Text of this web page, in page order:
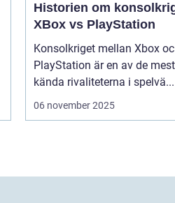
Historien om
XBox vs PlayStation
Konsolkriget mellan Xbox
PlayStation är en av de mest
kända rivaliteterna i spelvä...
06 november 2025